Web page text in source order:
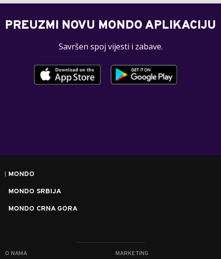
PREUZMI NOVU MONDO APLIKACIJU
Savršen spoj vijesti i zabave.
MONDO
MONDO SRBIJA
MONDO CRNA GORA
O NAMA MARKETING